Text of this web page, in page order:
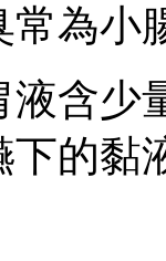
為小
含少
的黏